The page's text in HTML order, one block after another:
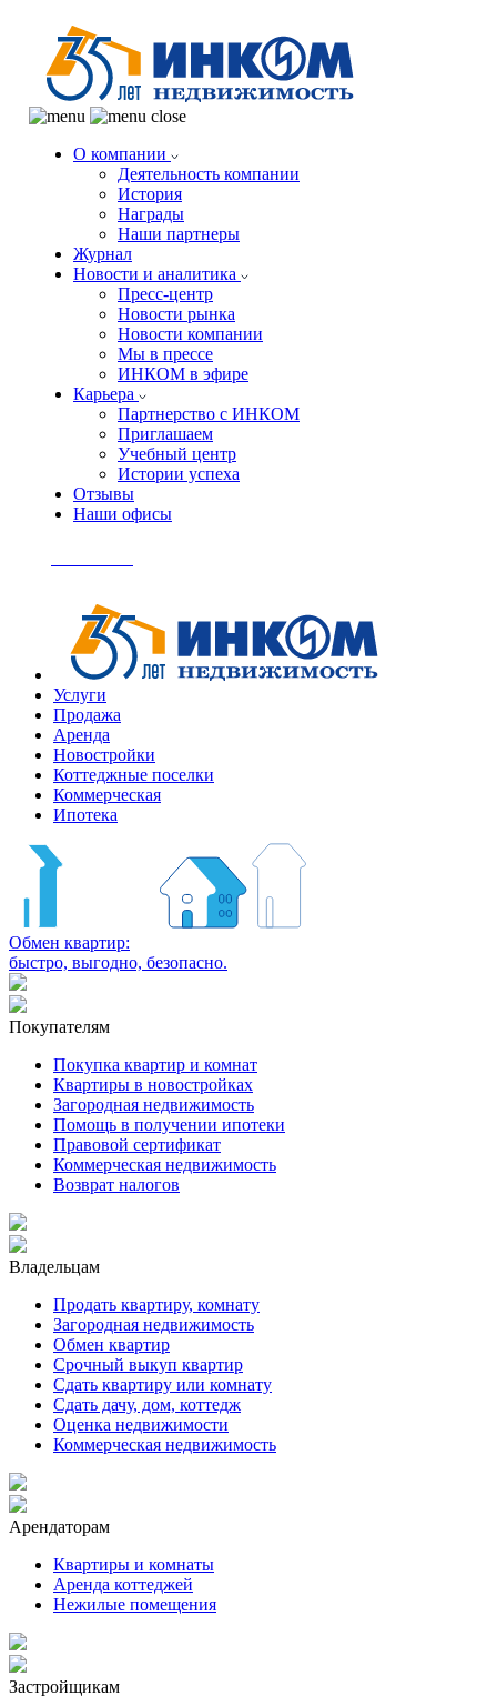
О компании
Деятельность компании
История
Награды
Наши партнеры
Журнал
Новости и аналитика
Пресс-центр
Новости рынка
Новости компании
Мы в прессе
ИНКОМ в эфире
Карьера
Партнерство с ИНКОМ
Приглашаем
Учебный центр
Истории успеха
Отзывы
Наши офисы
Услуги
Продажа
Аренда
Новостройки
Коттеджные поселки
Коммерческая
Ипотека
Обмен квартир:
быстро, выгодно, безопасно.
Покупателям
Покупка квартир и комнат
Квартиры в новостройках
Загородная недвижимость
Помощь в получении ипотеки
Правовой сертификат
Коммерческая недвижимость
Возврат налогов
Владельцам
Продать квартиру, комнату
Загородная недвижимость
Обмен квартир
Срочный выкуп квартир
Сдать квартиру или комнату
Сдать дачу, дом, коттедж
Оценка недвижимости
Коммерческая недвижимость
Арендаторам
Квартиры и комнаты
Аренда коттеджей
Нежилые помещения
Застройщикам